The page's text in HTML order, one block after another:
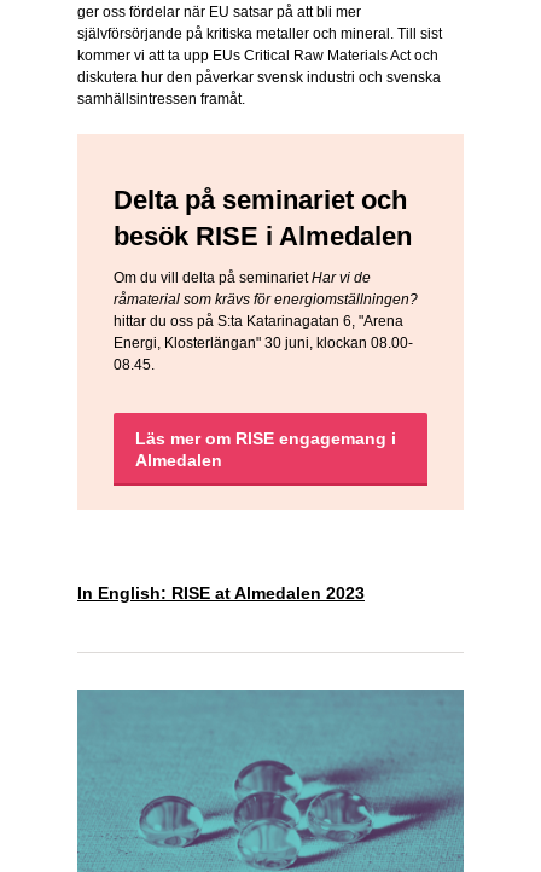
ger oss fördelar när EU satsar på att bli mer
självförsörjande på kritiska metaller och mineral. Till sist
kommer vi att ta upp EUs Critical Raw Materials Act och
diskutera hur den påverkar svensk industri och svenska
samhällsintressen framåt.
Delta på seminariet och
besök RISE i Almedalen
Om du vill delta på seminarietHar vi de
råmaterial som krävs för energiomställningen?
hittar du oss på S:ta Katarinagatan 6, "Arena
Energi, Klosterlängan" 30 juni, klockan 08.00-
08.45.
Läs mer om RISE engagemang i
Almedalen
In English: RISE at Almedalen 2023